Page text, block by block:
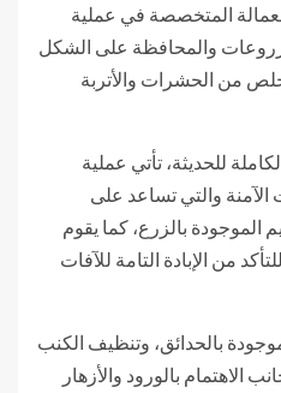
المتخصصة في عملية
والمحافظة على الشكل
من الحشرات والأتربة
للحديثة، تأتي عملية
الآمنة والتي تساعد على
بالزرع، كما يقوم
من الإبادة التامة للآفات
بالحدائق، وتنظيف الكنب
الاهتمام بالورود والأزهار